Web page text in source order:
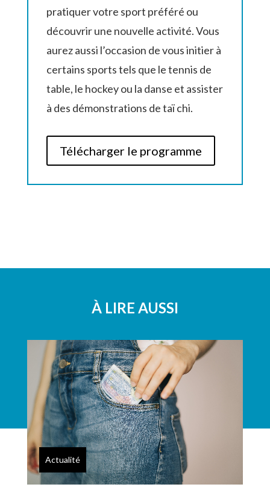
pratiquer votre sport préféré ou
découvrir une nouvelle activité. Vous
aurez aussi l’occasion de vous initier à
certains sports tels que le tennis de
table, le hockey ou la danse et assister
à des démonstrations de taï chi.
Télécharger le programme
À LIRE AUSSI